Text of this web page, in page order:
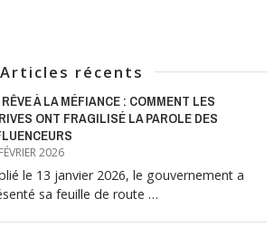
Articles récents
À LA MÉFIANCE : COMMENT LES
ONT FRAGILISÉ LA PAROLE DES
2026
le 13 janvier 2026, le gouvernement a
sa feuille de route …